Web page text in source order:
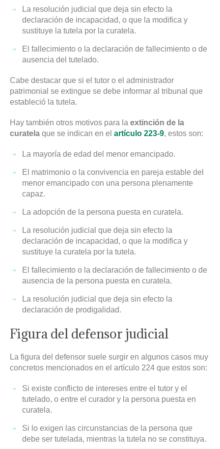
La resolución judicial que deja sin efecto la
declaración de incapacidad, o que la modifica y
sustituye la tutela por la curatela.
El fallecimiento o la declaración de fallecimiento o de
ausencia del tutelado.
Cabe destacar que si el tutor o el administrador
patrimonial se extingue se debe informar al tribunal que
estableció la tutela.
Hay también otros motivos para la extinción de la
curatela que se indican en el artículo 223-9, estos son:
La mayoría de edad del menor emancipado.
El matrimonio o la convivencia en pareja estable del
menor emancipado con una persona plenamente
capaz.
La adopción de la persona puesta en curatela.
La resolución judicial que deja sin efecto la
declaración de incapacidad, o que la modifica y
sustituye la curatela por la tutela.
El fallecimiento o la declaración de fallecimiento o de
ausencia de la persona puesta en curatela.
La resolución judicial que deja sin efecto la
declaración de prodigalidad.
Figura del defensor judicial
La figura del defensor suele surgir en algunos casos muy
concretos mencionados en el artículo 224 que estos son:
Si existe conflicto de intereses entre el tutor y el
tutelado, o entre el curador y la persona puesta en
curatela.
Si lo exigen las circunstancias de la persona que
debe ser tutelada, mientras la tutela no se constituya.